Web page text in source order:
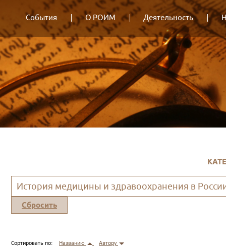
События О РОИМ Деятельность
История медицины и здравоохранения в
Сбросить
Сортировать по: Названию Автору